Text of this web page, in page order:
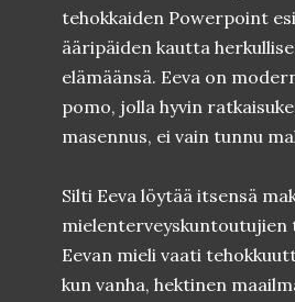
tehokkaiden Powerpoint
ääripäiden kautta
elämäänsä. Eeva on
pomo, jolla hyvin
masennus, ei vain tunnu
Silti Eeva löytää itsensä
mielenterveyskuntoutujien
Eevan mieli vaati
kun vanha, hektinen